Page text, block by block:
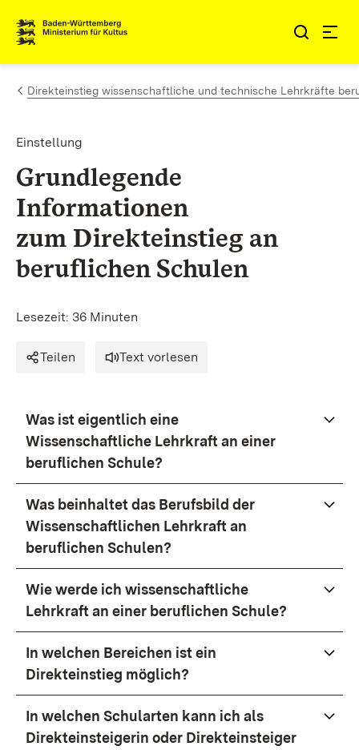
Zum Inhalt springen
Link zur Startseite
Direkteinstieg wissenschaftliche und technische Lehrkräfte
Einstellung
Grundlegende
Informationen
zum Direkteinstiegan
beruflichen Schulen
Lesezeit: 36 Minuten
Teilen Text vorlesen
Was ist eigentlich eine
Wissenschaftliche Lehrkraft an einer
beruflichen Schule?
Was beinhaltet das Berufsbild der
Wissenschaftlichen Lehrkraft an
beruflichen Schulen?
Wie werde ich wissenschaftliche
Lehrkraft an einer beruflichen Schule?
In welchen Bereichen ist ein
Direkteinstieg möglich?
In welchen Schularten kann ich als
Direkteinsteigerin oder Direkteinsteiger